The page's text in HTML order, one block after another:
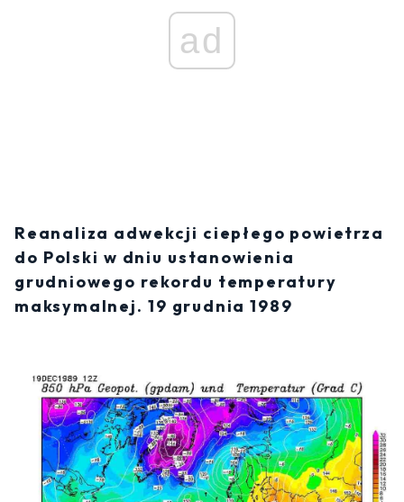
ad
Reanaliza adwekcji ciepłego powietrza
do Polski w dniu ustanowienia
grudniowego rekordu temperatury
maksymalnej. 19 grudnia 1989